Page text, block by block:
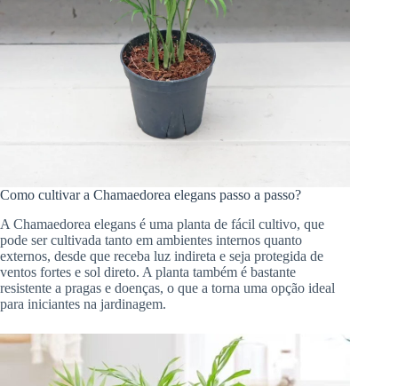
Como cultivar a Chamaedorea elegans passo a passo?
A Chamaedorea elegans é uma planta de fácil cultivo, que
pode ser cultivada tanto em ambientes internos quanto
externos, desde que receba luz indireta e seja protegida de
ventos fortes e sol direto. A planta também é bastante
resistente a pragas e doenças, o que a torna uma opção ideal
para iniciantes na jardinagem.